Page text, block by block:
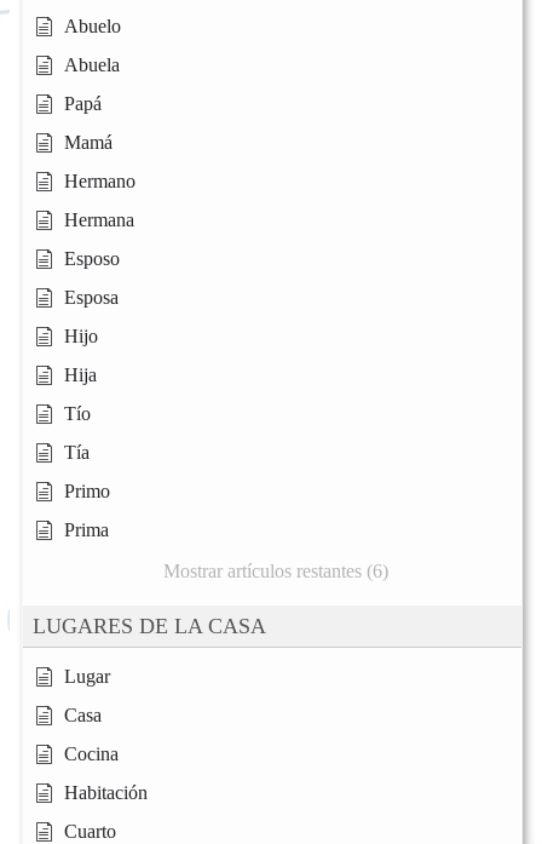
Abuelo
Abuela
Papá
Mamá
Hermano
Hermana
Esposo
Esposa
Hijo
Hija
Tío
Tía
Primo
Prima
Mostrar artículos restantes (6)
LUGARES DE LA CASA
Lugar
Casa
Cocina
Habitación
Cuarto